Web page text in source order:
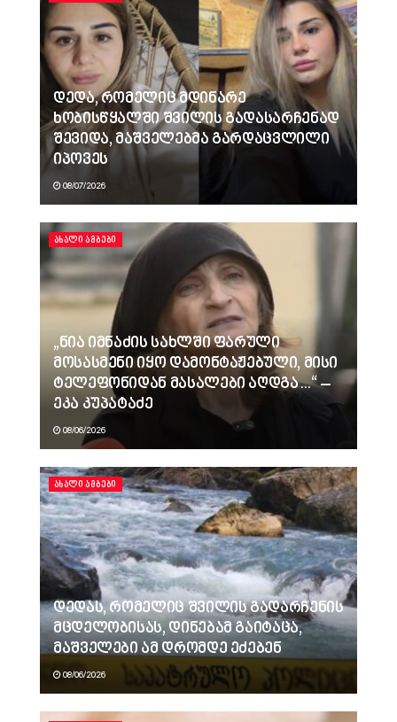
დედა, რომელიც მდინარე
ხობისწყალში შვილის გადასარჩენად
შევიდა, მაშველებმა გარდაცვლილი
იპოვეს
08/07/2026
ᲐᲮᲐᲚᲘ ᲐᲛᲑᲔᲑᲘ
„ნია იმნაძის სახლში ფარული
მოსასმენი იყო დამონტაჟებული, მისი
ტელეფონიდან მასალები აღდგა…“ –
ეკა კუპატაძე
08/06/2026
ᲐᲮᲐᲚᲘ ᲐᲛᲑᲔᲑᲘ
დედას, რომელიც შვილის გადარჩენის
მცდელობისას, დინებამ გაიტაცა,
მაშველები ამ დრომდე ეძებენ
08/06/2026